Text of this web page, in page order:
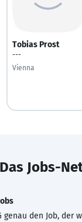
Tobias Prost
---
Vienna
Jobs-
genau den Job, der